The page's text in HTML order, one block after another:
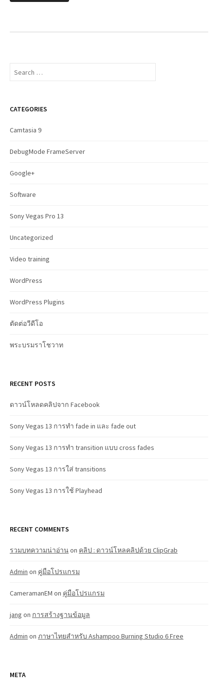
S
c
f
CATEGORIES
Camtasia 9
DebugMode FrameServer
Google+
Software
Sony Vegas Pro 13
Uncategorized
Video training
WordPress
WordPress Plugins
ตัดต่อวีดีโอ
พระบรมราโชวาท
RECENT POSTS
ดาวน์โหลดคลิปจาก Facebook
Sony Vegas 13 การทำ fade in และ fade out
Sony Vegas 13 การทำ transition แบบ cross fades
Sony Vegas 13 การใส่ transitions
Sony Vegas 13 การใช้ Playhead
RECENT COMMENTS
รวมบทความน่าอ่านon คลิป : ดาวน์โหลคลิปด้วย ClipGrab
Admin on คู่มือโปรแกรม
CameramanEM on คู่มือโปรแกรม
jang on การสร้างฐานข้อมูล
Admin on ภาษาไทยสำหรับ Ashampoo Burning Studio 6 Free
META